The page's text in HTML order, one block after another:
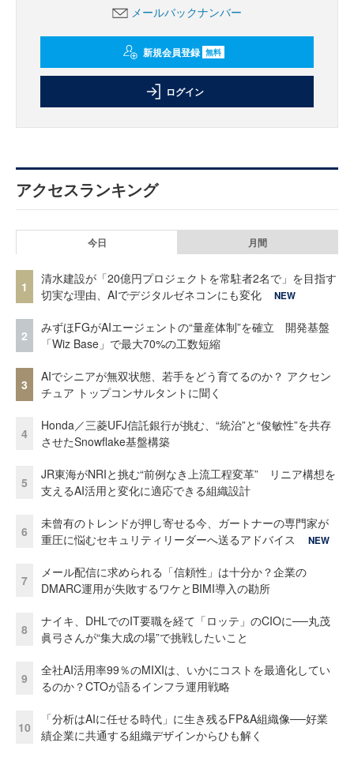
メールバックナンバー
新規会員登録 無料
ログイン
アクセスランキング
今日 月間
1
清水建設が「20億円プロジェクトを常駐者2名で」を目指す
切実な理由、AIでデジタルゼネコンにも変化
NEW
2
みずほFGがAIエージェントの“量産体制”を確立 開発基盤
「Wiz Base」で最大70%の工数短縮
3
AIでシニアが無双状態、若手をどう育てるのか？ アクセン
チュア トップコンサルタントに聞く
4
Honda／三菱UFJ信託銀行が挑む、“統治”と“俊敏性”を共存
させたSnowflake基盤構築
5
JR東海がNRIと挑む“前例なき上流工程変革” リニア構想を
支えるAI活用と変化に適応できる組織設計
6
未曾有のトレンドが押し寄せる今、ガートナーの専門家が
重圧に悩むセキュリティリーダーへ送るアドバイス
NEW
7
メール配信に求められる「信頼性」は十分か？企業の
DMARC運用が失敗するワケとBIMI導入の勘所
8
ナイキ、DHLでのIT要職を経て「ロッテ」のCIOに──丸茂
眞弓さんが“集大成の場”で挑戦したいこと
9
全社AI活用率99％のMIXIは、いかにコストを最適化してい
るのか？CTOが語るインフラ運用戦略
10
「分析はAIに任せる時代」に生き残るFP&A組織像──好業
績企業に共通する組織デザインからひも解く